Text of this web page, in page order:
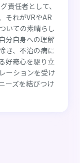
責任者として、
それがVRやAR
いての素晴らし
分自身への理解
き、不治の病に
好奇心を駆り立
ーションを受け
ーズを結びつけ